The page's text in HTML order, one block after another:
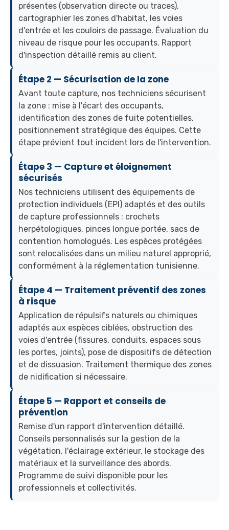
présentes (observation directe ou traces),
cartographier les zones d'habitat, les voies
d'entrée et les couloirs de passage. Évaluation du
niveau de risque pour les occupants. Rapport
d'inspection détaillé remis au client.
Étape 2 — Sécurisation de la zone
Avant toute capture, nos techniciens sécurisent
la zone : mise à l'écart des occupants,
identification des zones de fuite potentielles,
positionnement stratégique des équipes. Cette
étape prévient tout incident lors de l'intervention.
Étape 3 — Capture et éloignement
sécurisés
Nos techniciens utilisent des équipements de
protection individuels (EPI) adaptés et des outils
de capture professionnels : crochets
herpétologiques, pinces longue portée, sacs de
contention homologués. Les espèces protégées
sont relocalisées dans un milieu naturel approprié,
conformément à la réglementation tunisienne.
Étape 4 — Traitement préventif des zones
à risque
Application de répulsifs naturels ou chimiques
adaptés aux espèces ciblées, obstruction des
voies d'entrée (fissures, conduits, espaces sous
les portes, joints), pose de dispositifs de détection
et de dissuasion. Traitement thermique des zones
de nidification si nécessaire.
Étape 5 — Rapport et conseils de
prévention
Remise d'un rapport d'intervention détaillé.
Conseils personnalisés sur la gestion de la
végétation, l'éclairage extérieur, le stockage des
matériaux et la surveillance des abords.
Programme de suivi disponible pour les
professionnels et collectivités.